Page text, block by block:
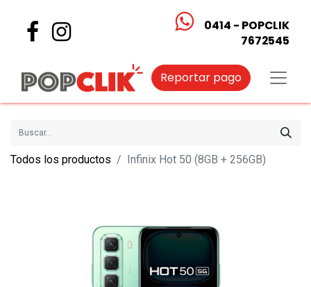
0414 - POPCLIK
7672545
Reportar pago
Todos los productos Infinix Hot 50 (8GB + 256GB)